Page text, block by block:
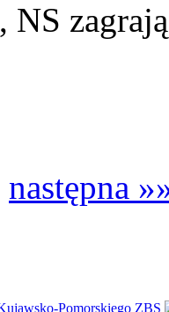
NS
następna